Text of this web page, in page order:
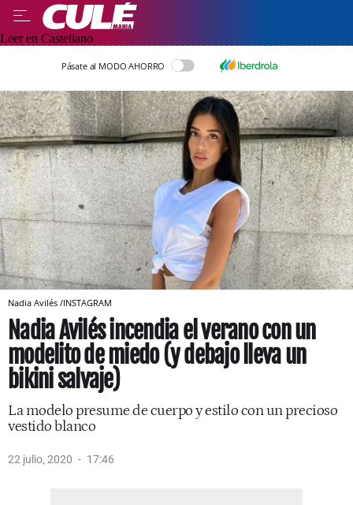
Leer en Castellano
Pásate al MODO AHORRO
Nadia Avilés /INSTAGRAM
Nadia Avilés incendia el verano con un
modelito de miedo (y debajo lleva un
bikini salvaje)
La modelo presume de cuerpo y estilo con un precioso
vestido blanco
22 julio, 2020 17:46